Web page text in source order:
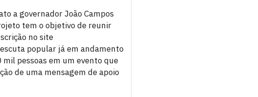
a governador João Campos
tem o objetivo de reunir
no site
popular já em andamento
pessoas em um evento que
de uma mensagem de apoio